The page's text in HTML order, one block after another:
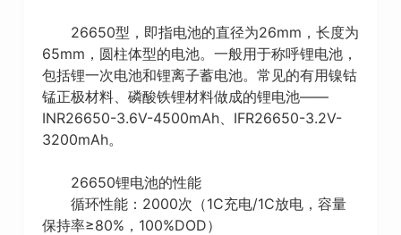
26650型，即指电池的直径为26mm，长度为
65mm，圆柱体型的电池。一般用于称呼锂电池，
包括锂一次电池和锂离子蓄电池。常见的有用镍钴
锰正极材料、磷酸铁锂材料做成的锂电池——
INR26650-3.6V-4500mAh、IFR26650-3.2V-
3200mAh。
26650锂电池的性能
循环性能：2000次（1C充电/1C放电，容量
保持率≥80%，100%DOD）